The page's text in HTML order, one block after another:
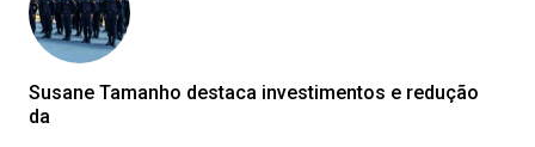
Susane Tamanho destaca investimentos e redução
da